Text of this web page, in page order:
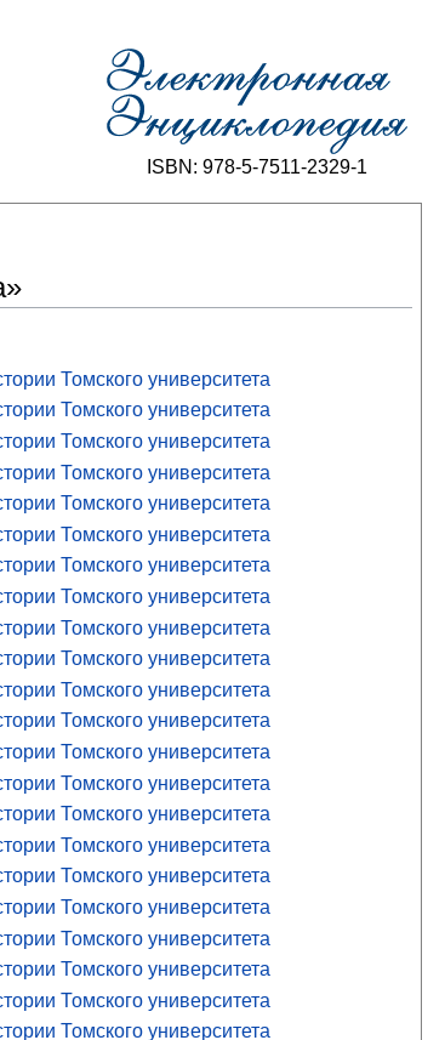
ISBN: 978-5-7511-2329-1
Томского университета
Томского университета
Томского университета
Томского университета
Томского университета
Томского университета
Томского университета
Томского университета
Томского университета
Томского университета
Томского университета
Томского университета
Томского университета
Томского университета
Томского университета
Томского университета
Томского университета
Томского университета
Томского университета
Томского университета
Томского университета
Томского университета